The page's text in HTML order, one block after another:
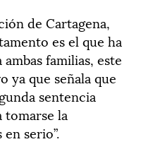
de Cartagena,
es el que ha
familias, este
ya que señala que
sentencia
tomarse la
serio”.